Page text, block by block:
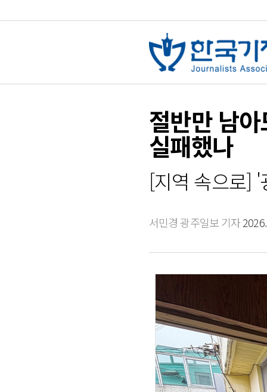
절반만 남
실패했나
[지역 속으로]
서민경 광주일보 기자